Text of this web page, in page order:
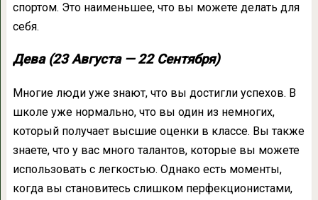
спортом. Это наименьшее, что вы можете делать для
себя.
Дева (23 Августа — 22 Сентября)
Многие люди уже знают, что вы достигли успехов. В
школе уже нормально, что вы один из немногих,
который получает высшие оценки в классе. Вы также
знаете, что у вас много талантов, которые вы можете
использовать с легкостью. Однако есть моменты,
когда вы становитесь слишком перфекционистами,